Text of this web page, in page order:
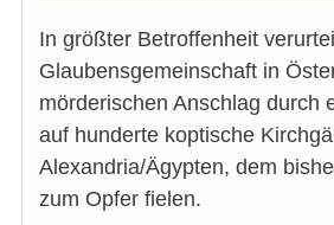
In größter Betroffenheit
Glaubensgemeinschaft in
mörderischen Anschlag durch
auf hunderte koptische
Alexandria/Ägypten, dem
zum Opfer fielen.